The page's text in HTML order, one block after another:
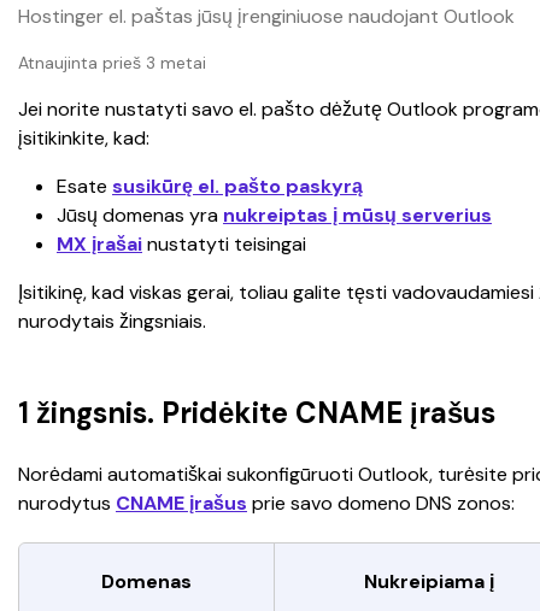
Hostinger el. paštas jūsų įrenginiuose naudojant Outlook
Atnaujinta prieš 3 metai
Jei norite nustatyti savo el. pašto dėžutę Outlook
įsitikinkite, kad:
Esate susikūrę el. pašto paskyrą
Jūsų domenas yra nukreiptas į mūsų serverius
MX įrašai nustatyti teisingai
Įsitikinę, kad viskas gerai, toliau galite tęsti
nurodytais žingsniais.
1 žingsnis. Pridėkite CNAME įrašus
Norėdami automatiškai sukonfigūruoti Outlook, turėsite
nurodytus CNAME įrašus prie savo domeno DNS zonos:
Domenas Nukreipiama į